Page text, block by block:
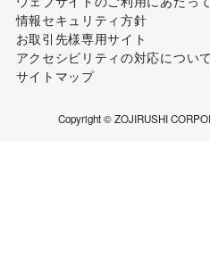
その他の公式SNSア
外部に送信されるCookie等の